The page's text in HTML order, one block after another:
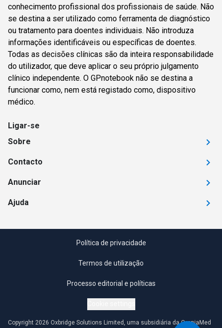
conhecimento profissional dos profissionais de saúde. Não
se destina a ser utilizado como ferramenta de diagnóstico
ou tratamento para doentes individuais. Não introduza
informações identificáveis ou específicas de doentes.
Todas as decisões clínicas são da inteira responsabilidade
do utilizador, que deve aplicar o seu próprio julgamento
clínico independente. O GPnotebook não se destina a
funcionar como, nem está registado como, dispositivo
médico.
Ligar-se
Sobre
Contacto
Anunciar
Ajuda
Política de privacidade
Termos de utilização
Processo editorial e políticas
Copyright 2026 Oxbridge Solutions Limited, uma subsidiária da OmniaMed